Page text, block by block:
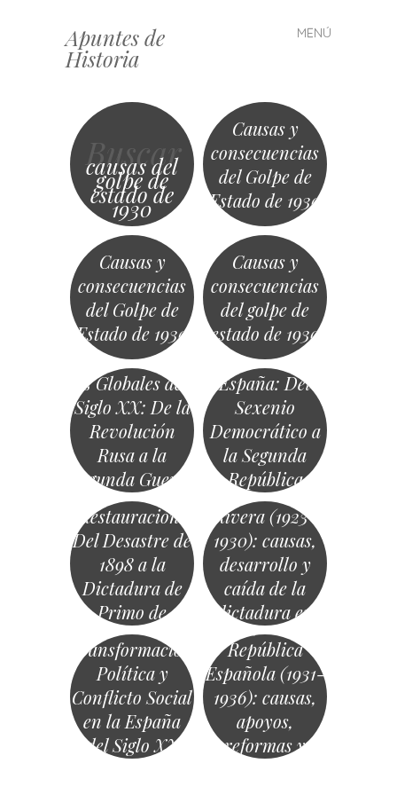
Apuntes de
Historia
MENÚ
Saltar
al
Buscar
causas del
golpe de
estado de
1930
Causas y
consecuencias
del Golpe de
Estado de 1930
Causas y
consecuencias
del Golpe de
Estado de 1930
Causas y
consecuencias
del golpe de
estado de 1930
Transformacion
es Globales del
Siglo XX: De la
Revolución
Rusa a la
Segunda Guerra
Mundial
Historia de
España: Del
Sexenio
Democrático a
la Segunda
República
(1868-1933)
España en la
Restauración:
Del Desastre de
1898 a la
Dictadura de
Primo de
Rivera
Primo de
Rivera (1923-
1930): causas,
desarrollo y
caída de la
dictadura en
España
Transformación
Política y
Conflicto Social
en la España
del Siglo XX
Segunda
República
Española (1931-
1936): causas,
apoyos,
reformas y